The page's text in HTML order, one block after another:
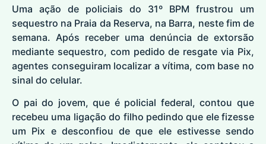
Uma ação de policiais do 31º BPM frustrou um
sequestro na Praia da Reserva, na Barra, neste fim de
semana. Após receber uma denúncia de extorsão
mediante sequestro, com pedido de resgate via Pix,
agentes conseguiram localizar a vítima, com base no
sinal do celular.
O pai do jovem, que é policial federal, contou que
recebeu uma ligação do filho pedindo que ele fizesse
um Pix e desconfiou de que ele estivesse sendo